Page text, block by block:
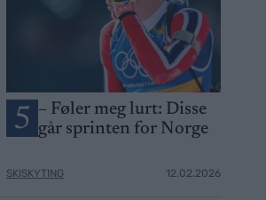
5 – Føler meg lurt: Disse
går sprinten for Norge
SKISKYTING 12.02.2026